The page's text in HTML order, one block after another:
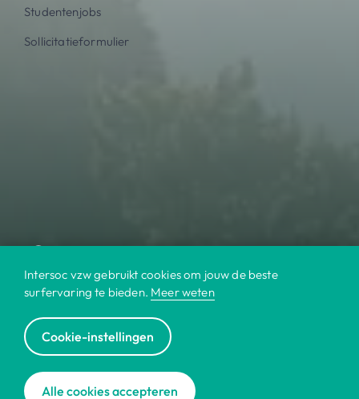
Studentenjobs
Sollicitatieformulier
Intersoc vzw gebruikt cookies om jouw de beste
surfervaring te bieden. Meer weten
Cookie-instellingen
Alle cookies accepteren